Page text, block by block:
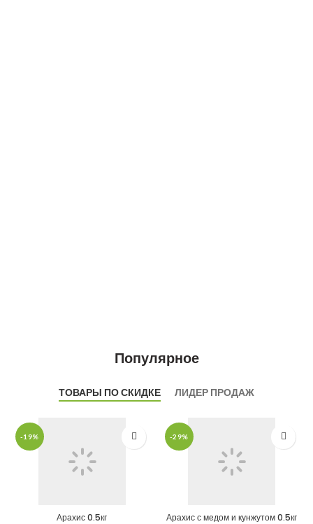
Популярное
ТОВАРЫ ПО СКИДКЕ ЛИДЕР ПРОДАЖ
-19%
Арахис 0.5кг
-29%
Арахис с медом и кунжутом 0.5кг